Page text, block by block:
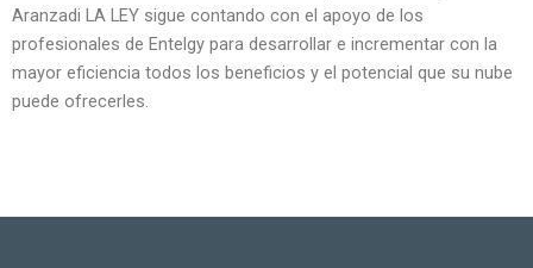
Aranzadi LA LEY sigue contando con el apoyo de los
profesionales de Entelgy para desarrollar e incrementar con la
mayor eficiencia todos los beneficios y el potencial que su nube
puede ofrecerles.